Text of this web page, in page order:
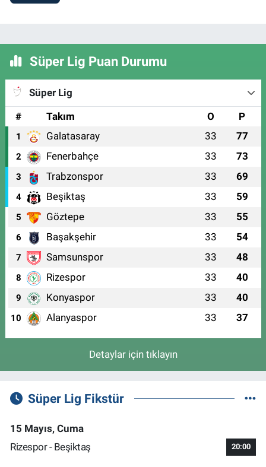
Süper Lig Puan Durumu
Süper Lig
#
Takım O P
1 Galatasaray 33 77
2 Fenerbahçe 33 73
3 Trabzonspor 33 69
4 Beşiktaş 33 59
5 Göztepe 33 55
6 Başakşehir 33 54
7 Samsunspor 33 48
8 Rizespor 33 40
9 Konyaspor 33 40
10 Alanyaspor 33 37
Detaylar için tıklayın
Süper Lig Fikstür
15 Mayıs, Cuma
Rizespor - Beşiktaş
20:00